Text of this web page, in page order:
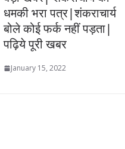
धमकी भरा पत्र|शंकराचार्य
बोले कोई फर्क नहीं पड़ता|
पढ़िये पूरी खबर
January 15, 2022